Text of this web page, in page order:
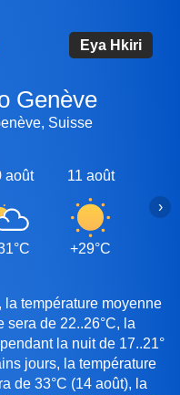
Eya Hkiri
Genève
Suisse
août 11 août
+29°C
›
température moyenne
sera de 22..26°C, la
la nuit de 17..21°
jours, la température
de 33°C (14 août), la